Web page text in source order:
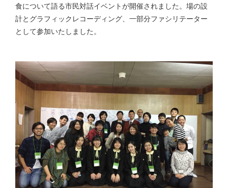
食について語る市民対話イベントが開催されました。場の設
計とグラフィックレコーディング、一部分ファシリテーター
として参加いたしました。